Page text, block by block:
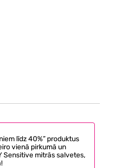
līdz 40%” produktus
vienā pirkumā un
Sensitive mitrās salvetes,